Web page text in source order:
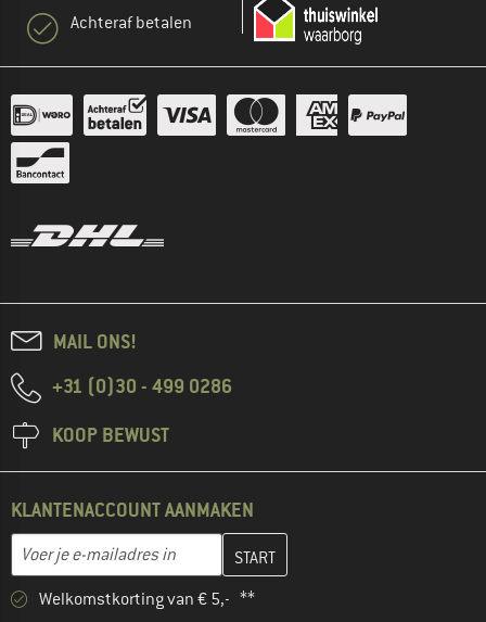
Achteraf betalen
MAIL ONS!
+31 (0)30 - 499 0286
KOOP BEWUST
KLANTENACCOUNT AANMAKEN
E-mailadres
Vul je e-mailadres hier in en maak in de volgende stap je
Welkomstkorting van € 5,- **